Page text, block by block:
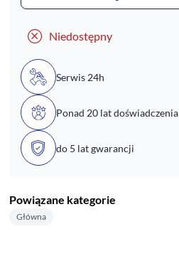
Niedostępny
Serwis 24h
Ponad 20 lat doświadczenia
do 5 lat gwarancji
Powiązane kategorie
Główna